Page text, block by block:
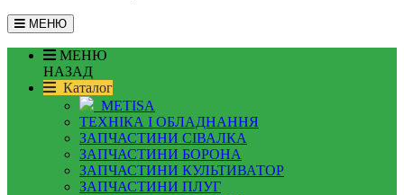
МЕНЮ
МЕНЮ
НАЗАД
Каталог
METISA
ТЕХНІКА І ОБЛАДНАННЯ
ЗАПЧАСТИНИ СІВАЛКА
ЗАПЧАСТИНИ БОРОНА
ЗАПЧАСТИНИ КУЛЬТИВАТОР
ЗАПЧАСТИНИ ПЛУГ